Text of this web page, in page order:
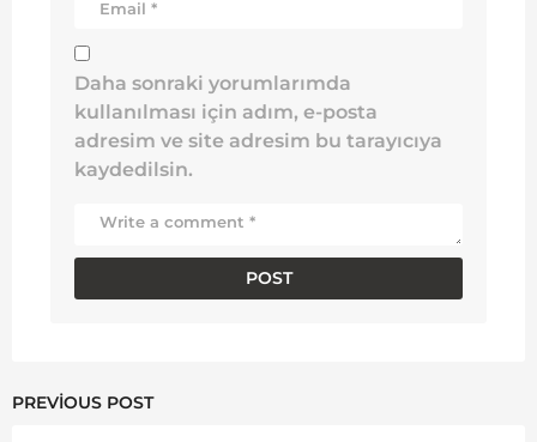
Daha sonraki yorumlarımda
kullanılması için adım, e-posta
adresim ve site adresim bu tarayıcıya
kaydedilsin.
PREVIOUS POST